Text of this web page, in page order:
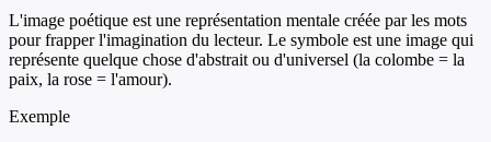
L'image poétique est une représentation mentale créée par les mots
pour frapper l'imagination du lecteur. Le symbole est une image qui
représente quelque chose d'abstrait ou d'universel (la colombe = la
paix, la rose = l'amour).
Exemple